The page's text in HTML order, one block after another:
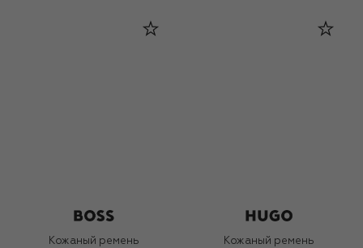
Кожаный ремень
Кожаный ремень